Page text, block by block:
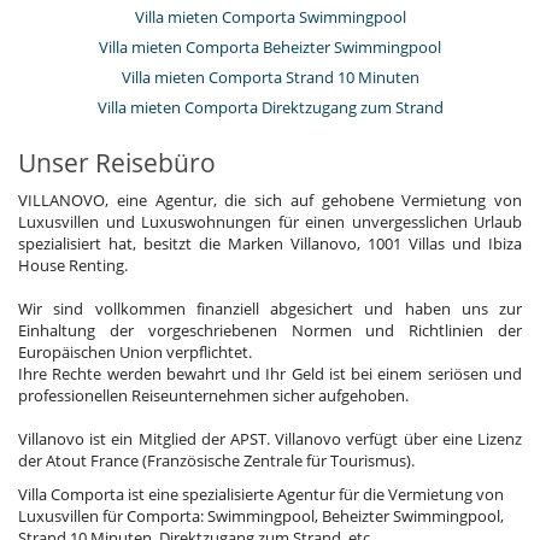
Villa mieten Comporta Swimmingpool
Villa mieten Comporta Beheizter Swimmingpool
Villa mieten Comporta Strand 10 Minuten
Villa mieten Comporta Direktzugang zum Strand
Unser Reisebüro
VILLANOVO, eine Agentur, die sich auf gehobene Vermietung von
Luxusvillen und Luxuswohnungen für einen unvergesslichen Urlaub
spezialisiert hat, besitzt die Marken Villanovo, 1001 Villas und Ibiza
House Renting.
Wir sind vollkommen finanziell abgesichert und haben uns zur
Einhaltung der vorgeschriebenen Normen und Richtlinien der
Europäischen Union verpflichtet.
Ihre Rechte werden bewahrt und Ihr Geld ist bei einem seriösen und
professionellen Reiseunternehmen sicher aufgehoben.
Villanovo ist ein Mitglied der APST. Villanovo verfügt über eine Lizenz
der Atout France (Französische Zentrale für Tourismus).
Villa Comporta ist eine spezialisierte Agentur für die Vermietung von
Luxusvillen für Comporta: Swimmingpool, Beheizter Swimmingpool,